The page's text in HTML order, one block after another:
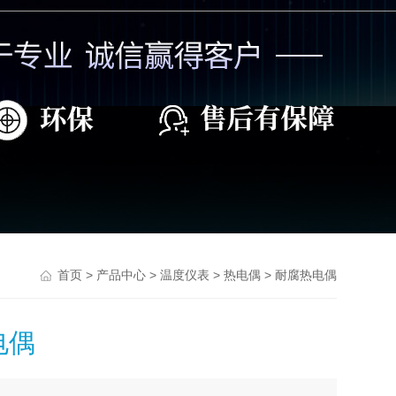
首页> 产品中心> 温度仪表 > 热电偶> 耐腐热电偶
偶